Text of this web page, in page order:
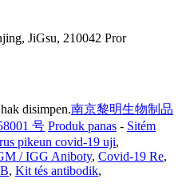
JiGsu, 210042 Pror
disimpen.南京黎明生物制品
号 Produk panas - Sitém
pikeun covid-19 uji,
/ IGG Aniboty, Covid-19 Re,
, Kit tés antibodik,